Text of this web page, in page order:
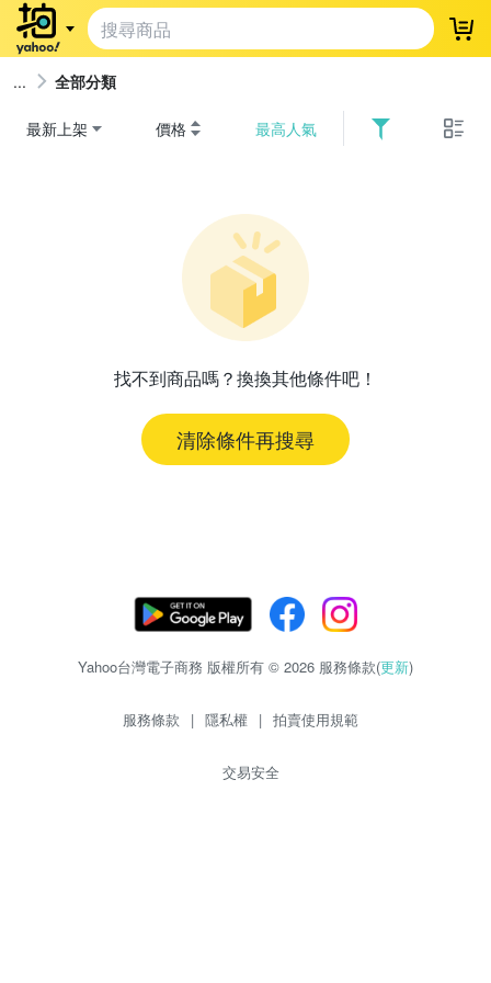
登
全部分類
最新上架 價格 最高人氣
找不到商品嗎？換換其他條件吧！
清除條件再搜尋
Yahoo台灣電子商務 版權所有 © 2026 服務條款(更新)
服務條款 | 隱私權 | 拍賣使用規範
交易安全